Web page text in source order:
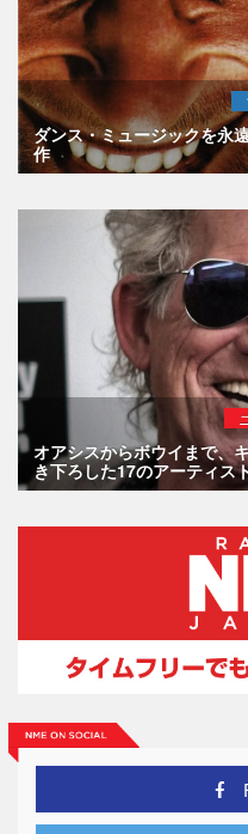
ダンス・ミュージックを永
作
オアシスからボウイまで、
き下ろした17のアーティス